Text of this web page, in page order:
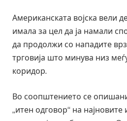
Американската војска вели
имала за цел да ја намали
да продолжи со нападите
трговија што минува низ
коридор.
Во соопштението се
„итен одговор“ на